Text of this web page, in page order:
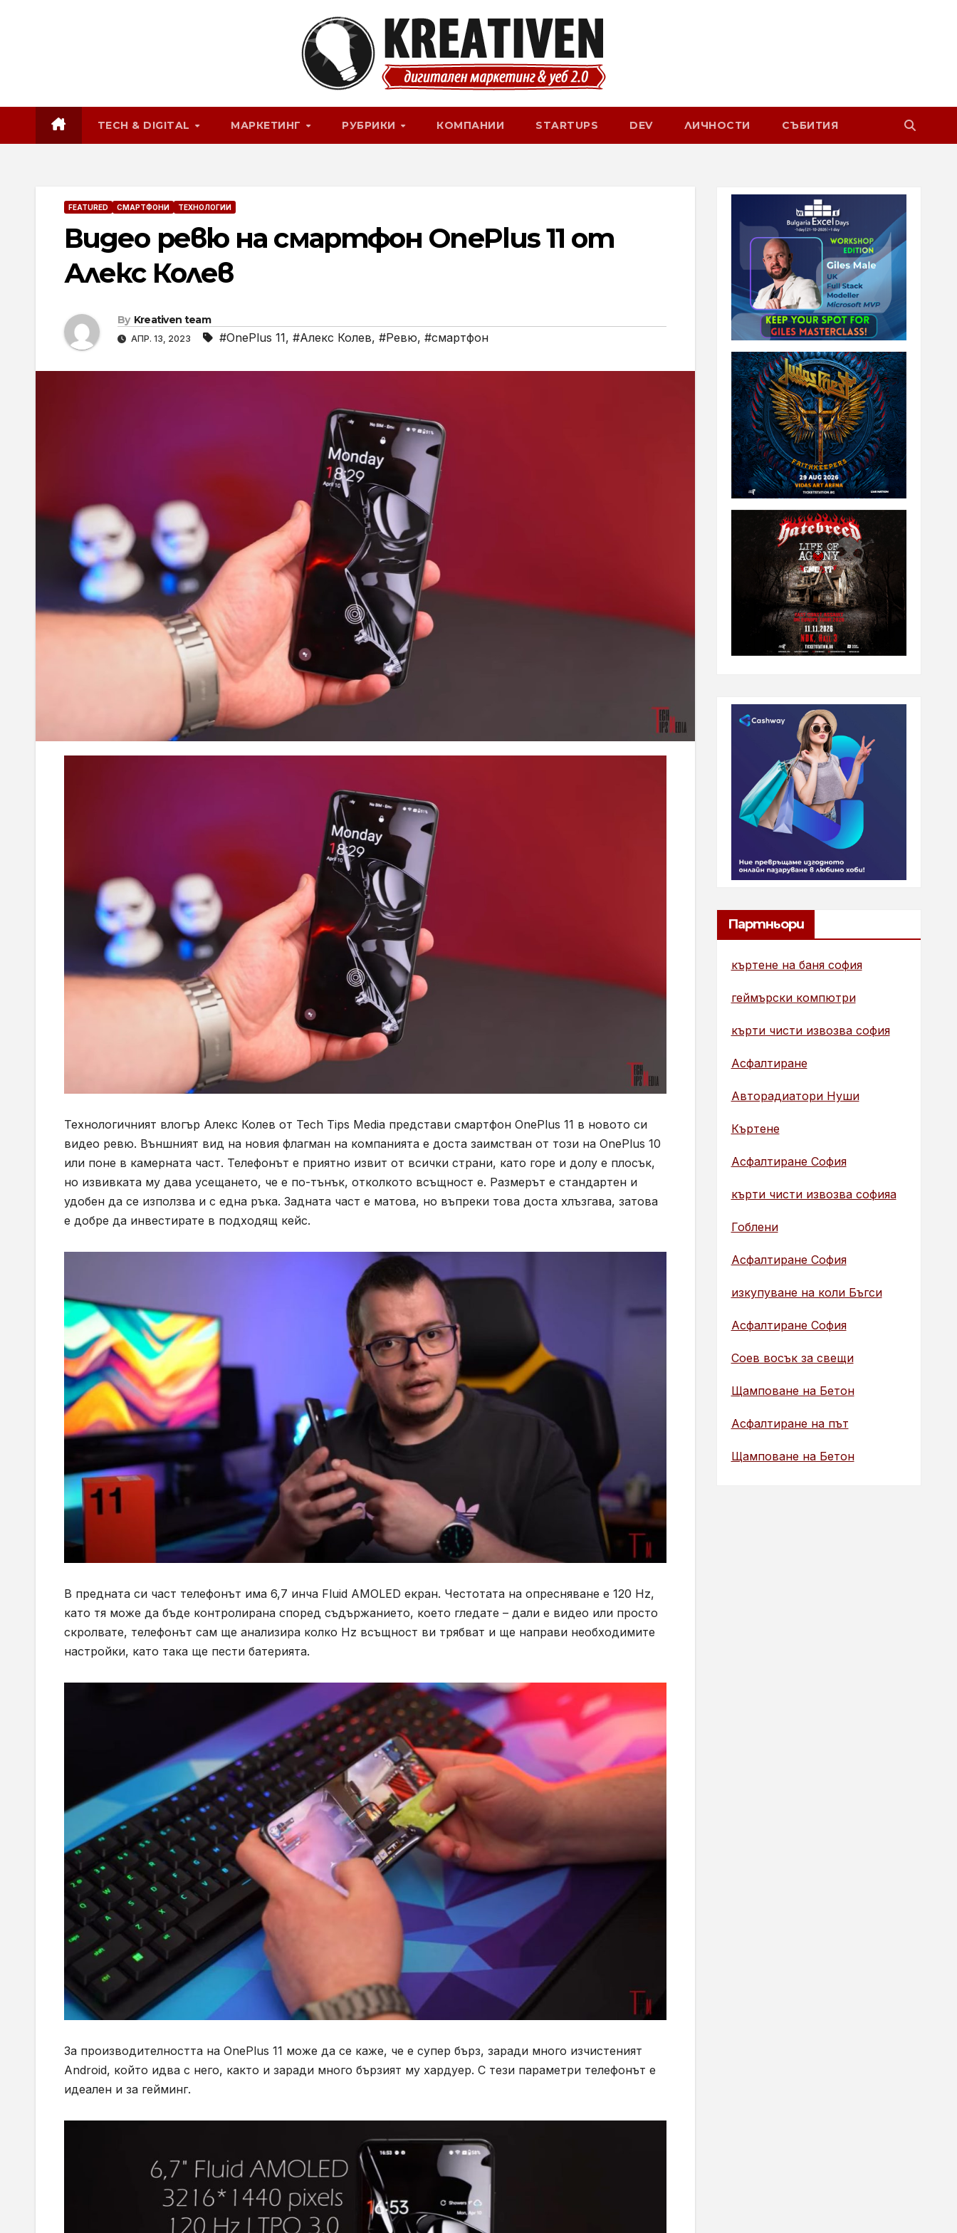
TECH & DIGITAL МАРКЕТИНГ РУБРИКИ КОМПАНИИ STARTUPS DEV ЛИЧНОСТИ СЪБИТИЯ
FEATURED СМАРТФОНИ ТЕХНОЛОГИИ
Видео ревю на смартфон OnePlus 11 от
Алекс Колев
By Kreativen team
АПР. 13, 2023 #OnePlus 11, #Алекс Колев, #Ревю, #смартфон
Технологичният влогър Алекс Колев от Tech Tips Media представи смартфон OnePlus 11 в новото си
видео ревю. Външният вид на новия флагман на компанията е доста заимстван от този на OnePlus 10
или поне в камерната част. Телефонът е приятно извит от всички страни, като горе и долу е плосък,
но извивката му дава усещането, че е по-тънък, отколкото всъщност е. Размерът е стандартен и
удобен да се използва и с една ръка. Задната част е матова, но въпреки това доста хлъзгава, затова
е добре да инвестирате в подходящ кейс.
В предната си част телефонът има 6,7 инча Fluid AMOLED екран. Честотата на опресняване е 120 Hz,
като тя може да бъде контролирана според съдържанието, което гледате – дали е видео или просто
скролвате, телефонът сам ще анализира колко Hz всъщност ви трябват и ще направи необходимите
настройки, като така ще пести батерията.
За производителността на OnePlus 11 може да се каже, че е супер бърз, заради много изчистеният
Android, който идва с него, както и заради много бързият му хардуер. С тези параметри телефонът е
идеален и за гейминг.
Партньори
къртене на баня софия
геймърски компютри
кърти чисти извозва софия
Асфалтиране
Авторадиатори Нуши
Къртене
Асфалтиране София
кърти чисти извозва софияа
Гоблени
Асфалтиране София
изкупуване на коли Бъгси
Асфалтиране София
Соев восък за свещи
Щамповане на Бетон
Асфалтиране на път
Щамповане на Бетон